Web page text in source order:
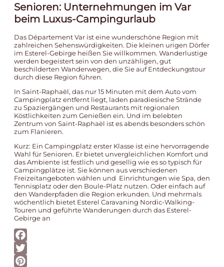
Senioren: Unternehmungen im Var
beim Luxus-Campingurlaub
Das Département Var ist eine wunderschöne Region mit
zahlreichen Sehenswürdigkeiten. Die kleinen urigen Dörfer
im Esterel-Gebirge heißen Sie willkommen. Wanderlustige
werden begeistert sein von den unzähligen, gut
beschilderten Wanderwegen, die Sie auf Entdeckungstour
durch diese Region führen.
In Saint-Raphaël, das nur 15 Minuten mit dem Auto vom
Campingplatz entfernt liegt, laden paradiesische Strände
zu Spaziergängen und Restaurants mit regionalen
Köstlichkeiten zum Genießen ein. Und im belebten
Zentrum von Saint-Raphaël ist es abends besonders schön
zum Flanieren.
Kurz: Ein Campingplatz erster Klasse ist eine hervorragende
Wahl für Senioren. Er bietet unvergleichlichen Komfort und
das Ambiente ist festlich und gesellig wie es so typisch für
Campingplätze ist. Sie können aus verschiedenen
Freizeitangeboten wählen und Einrichtungen wie Spa, den
Tennisplatz oder den Boule-Platz nutzen. Oder einfach auf
den Wanderpfaden die Region erkunden. Und mehrmals
wöchentlich bietet Esterel Caravaning Nordic-Walking-
Touren und geführte Wanderungen durch das Esterel-
Gebirge an
Facebook
Twitter